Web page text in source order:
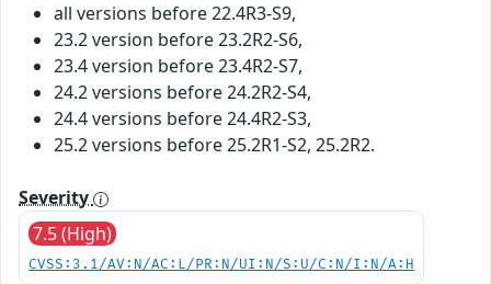
all versions before 22.4R3-S9,
23.2 version before 23.2R2-S6,
23.4 version before 23.4R2-S7,
24.2 versions before 24.2R2-S4,
24.4 versions before 24.4R2-S3,
25.2 versions before 25.2R1-S2, 25.2R2.
Severity
7.5 (High)
CVSS:3.1/AV:N/AC:L/PR:N/UI:N/S:U/C:N/I:N/A:H